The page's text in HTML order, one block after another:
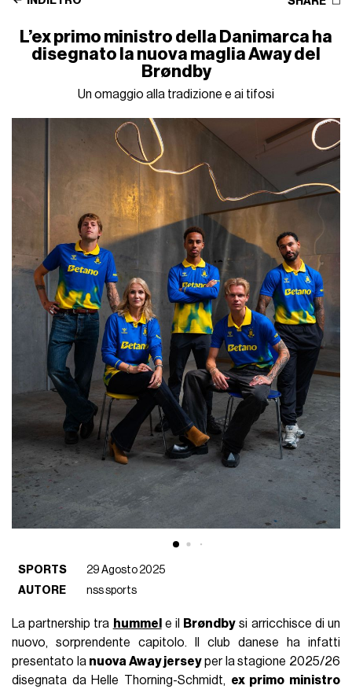
L’ex primo ministro della Danimarca ha
disegnato la nuova maglia Away del
Brøndby
Un omaggio alla tradizione e ai tifosi
SPORTS
29 Agosto 2025
AUTORE
nss sports
La partnership tra hummel e il Brøndby si arricchisce di un
nuovo, sorprendente capitolo. Il club danese ha infatti
presentato la nuova Away jerseyper la stagione 2025/26
disegnata da Helle Thorning-Schmidt, ex primo ministro